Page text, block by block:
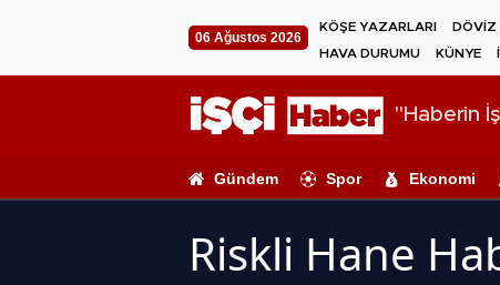
06 Ağustos 2026
KÖŞE YAZARLARI DÖVİZ
HAVA DURUMU
KÜNYE
"Haberin
Gündem Spor Ekonomi
Riskli Hane